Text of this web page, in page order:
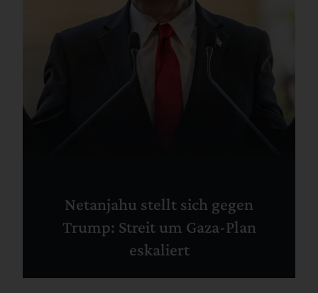
Netanjahu stellt sich gegen
Trump: Streit um Gaza-Plan
eskaliert